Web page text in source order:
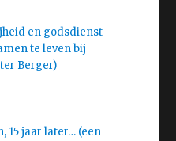
en godsdienst
te leven bij
Berger)
15 jaar later… (een